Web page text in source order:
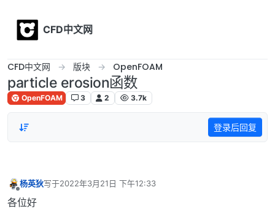
CFD中文网
CFD中文网 版块 OpenFOAM
particle erosion函数
OpenFOAM 3 2 3.7k
登录后回复
杨英狄写于2022年3月21日 下午12:33
最后由 编辑
各位好